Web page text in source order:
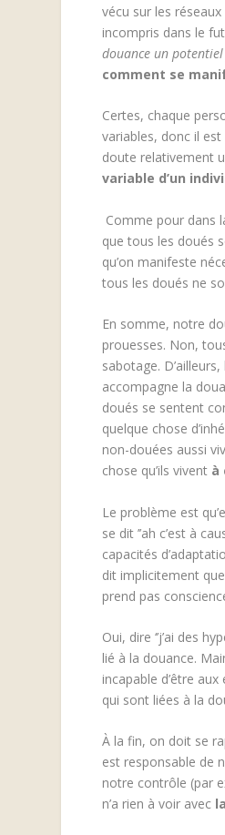
vécu sur les
incompris dans le
douance un
comment se
Certes, chaque
variables, donc il
doute relativement
variable d’un
Comme pour dans
que tous les doués
qu’on manifeste
tous les doués ne
En somme, notre
prouesses. Non,
sabotage.
accompagne la
doués se sentent
quelque chose
non-douées aussi
chose qu’ils vivent à
Le problème est
se dit ’’ah c’est à
capacités
dit implicitement
prend pas
Oui, dire ‘’j’ai des
lié à la douance.
incapable d’être
qui sont liées à la
À la fin, on doit se
est responsable de
notre contrôle (par
n’a rien à voir avec